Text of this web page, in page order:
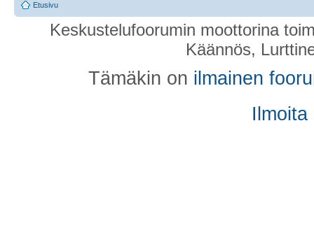
Etusivu
Keskustelufoorumin moottorina
Käännös,
Tämäkin on ilmainen